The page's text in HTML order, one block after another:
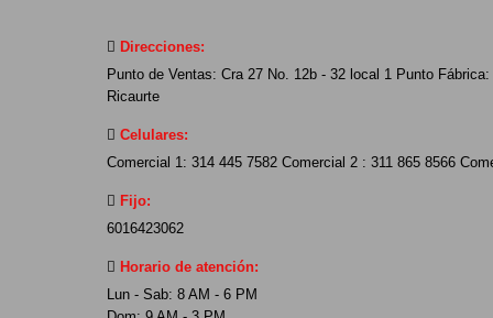
Direcciones:
Punto de Ventas: Cra 27 No. 12b - 32 local 1 Punto
Ricaurte
Celulares:
Comercial 1: 314 445 7582 Comercial 2 : 311 865 8566
Fijo:
6016423062
Horario de atención:
Lun - Sab: 8 AM - 6 PM